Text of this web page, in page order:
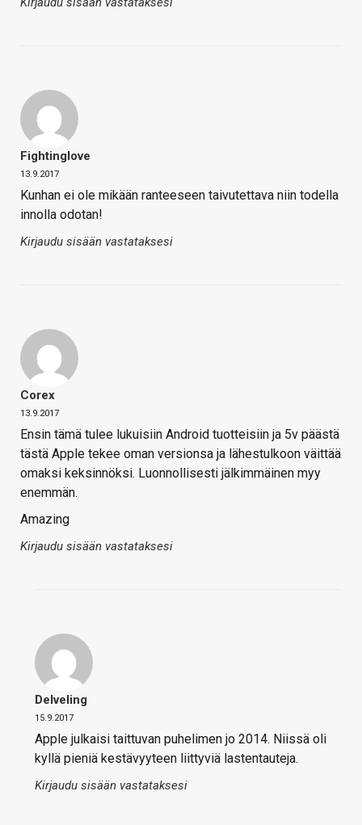
Fightinglove
13.9.2017
Kunhan ei ole mikään ranteeseen taivutettava niin todella
innolla odotan!
Kirjaudu sisään vastataksesi
Corex
13.9.2017
Ensin tämä tulee lukuisiin Android tuotteisiin ja 5v päästä
tästä Apple tekee oman versionsa ja lähestulkoon väittää
omaksi keksinnöksi. Luonnollisesti jälkimmäinen myy
enemmän.
Amazing
Kirjaudu sisään vastataksesi
Delveling
15.9.2017
Apple julkaisi taittuvan puhelimen jo 2014. Niissä oli
kyllä pieniä kestävyyteen liittyviä lastentauteja.
Kirjaudu sisään vastataksesi